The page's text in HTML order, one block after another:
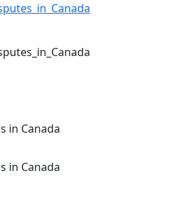
in Canada
in Canada